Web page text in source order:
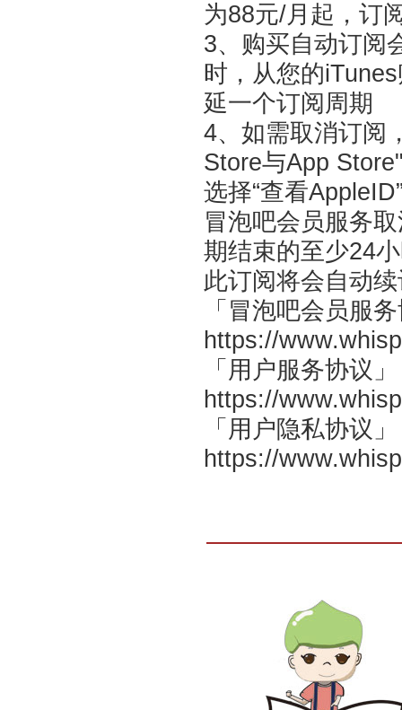
为88元/月起，订
3、购买自动订阅
时，从您的
延一个订阅周期
4、如需取消订阅
Store与App
选择“查看
冒泡吧会员服务
期结束的至少24
此订阅将会自动
「冒泡吧会员服
https://
「用户服务协议」
https://
「用户隐私协议」
https://